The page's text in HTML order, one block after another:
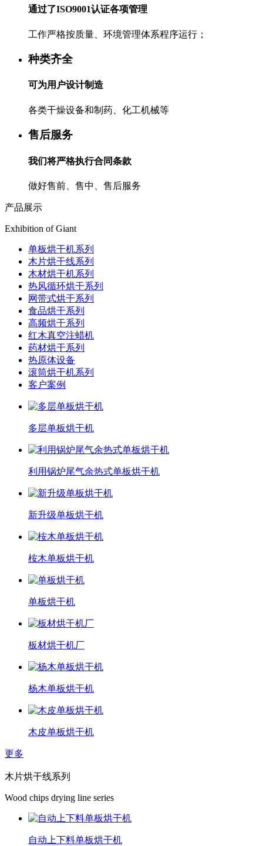
通过了ISO9001认证各项管理
工作严格按质量、环境管理体系程序运行；
种类齐全
可为用户设计制造
各类干燥设备和制药、化工机械等
售后服务
我们将严格执行合同条款
做好售前、售中、售后服务
产品展示
Exhibition of Giant
单板烘干机系列
木片烘干线系列
木材烘干机系列
热风循环烘干系列
网带式烘干系列
食品烘干系列
高频烘干系列
红木真空注蜡机
药材烘干系列
热原体设备
滚筒烘干机系列
客户案例
多层单板烘干机
利用锅炉尾气余热式单板烘干机
新升级单板烘干机
桉木单板烘干机
单板烘干机
板材烘干机厂
杨木单板烘干机
木皮单板烘干机
更多
木片烘干线系列
Wood chips drying line series
自动上下料单板烘干机